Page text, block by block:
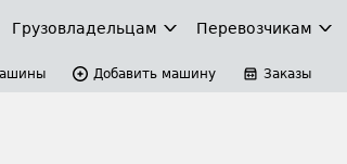
Грузовладельцам Перевозчикам
Добавить машину Заказы